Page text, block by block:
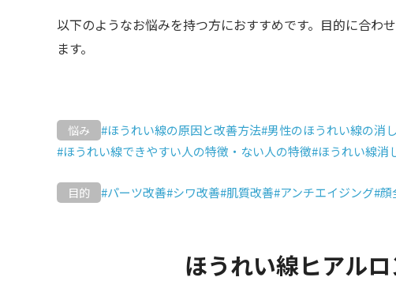
以下のようなお悩みを持つ方におすすめです。目的に合わ
ます。
悩み #ほうれい線の原因と改善方法#男性のほうれい線の消
#ほうれい線できやすい人の特徴・ない人の特徴#ほうれい線消
目的 #パーツ改善#シワ改善#肌質改善#アンチエイジング#顔
ほうれい線ヒアル